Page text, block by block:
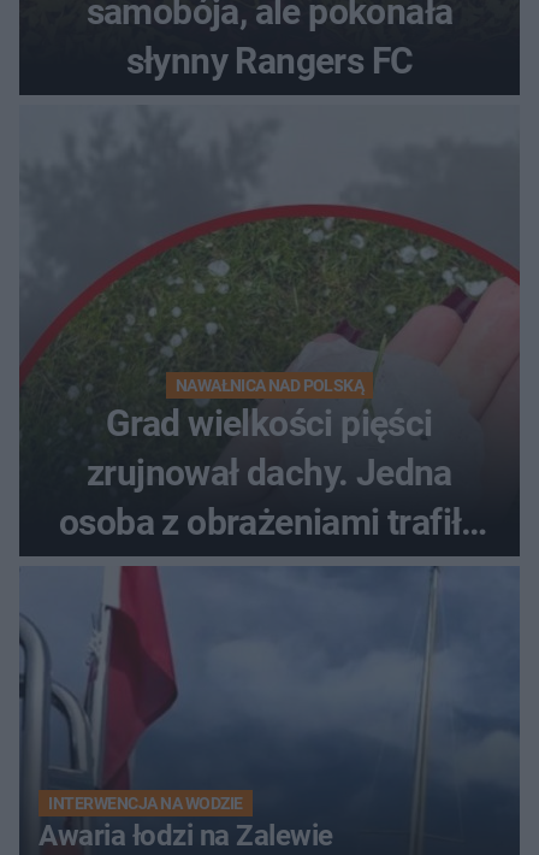
samobója, ale pokonała
słynny Rangers FC
NAWAŁNICA NAD POLSKĄ
Grad wielkości pięści
zrujnował dachy. Jedna
osoba z obrażeniami trafiła
do szpitala
INTERWENCJA NA WODZIE
Awaria łodzi na Zalewie